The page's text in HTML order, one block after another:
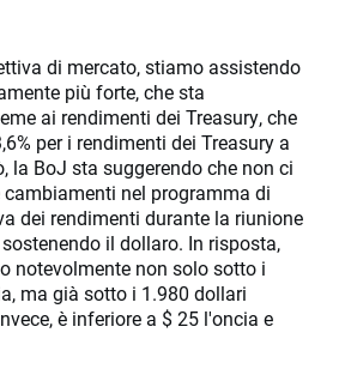
di mercato, stiamo assistendo
più forte, che sta
ai rendimenti dei Treasury, che
per i rendimenti dei Treasury a
la BoJ sta suggerendo che non ci
cambiamenti nel programma di
dei rendimenti durante la riunione
il dollaro. In risposta,
notevolmente non solo sotto i
ma già sotto i 1.980 dollari
è inferiore a $ 25 l'oncia e